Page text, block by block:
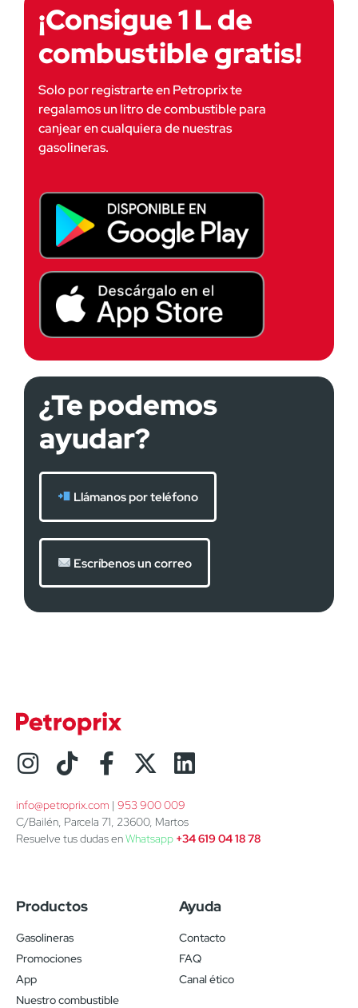
¡Consigue 1 L de
combustible gratis!
Solo por registrarte en Petroprix te
regalamos un litro de combustible para
canjear en cualquiera de nuestras
gasolineras.
¿Te podemos
ayudar?
Llámanos por teléfono
Escríbenos un correo
info@petroprix.com | 953 900 009
C/Bailén, Parcela 71, 23600, Martos
Resuelve tus dudas enWhatsapp +34 619 04 18 78
Productos
Gasolineras
Promociones
App
Nuestro combustible
Ayuda
Contacto
FAQ
Canal ético